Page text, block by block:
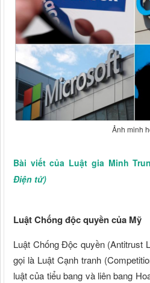
Ảnh minh
Bài viết của Luật gia Minh
Điện tử)
Luật Chống độc quyền của Mỹ
Luật Chống Độc quyền (Antitrust
gọi là Luật Cạnh tranh
luật của tiểu bang và liên bang